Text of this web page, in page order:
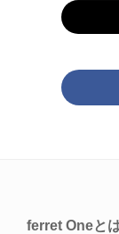
ferret Oneと